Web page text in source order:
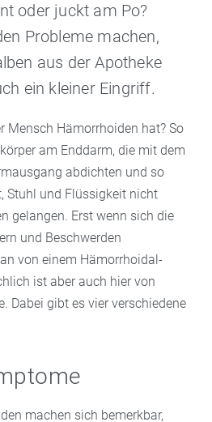
oder juckt am Po?
Probleme machen,
aus der Apotheke
ein kleiner Eingriff.
Mensch Hämorrhoiden hat? So
am Enddarm, die mit dem
abdichten und so
Stuhl und Flüssigkeit nicht
gelangen. Erst wenn sich die
und Beschwerden
von einem Hämorrhoidal-
ist aber auch hier von
Dabei gibt es vier verschiedene
machen sich bemerkbar,